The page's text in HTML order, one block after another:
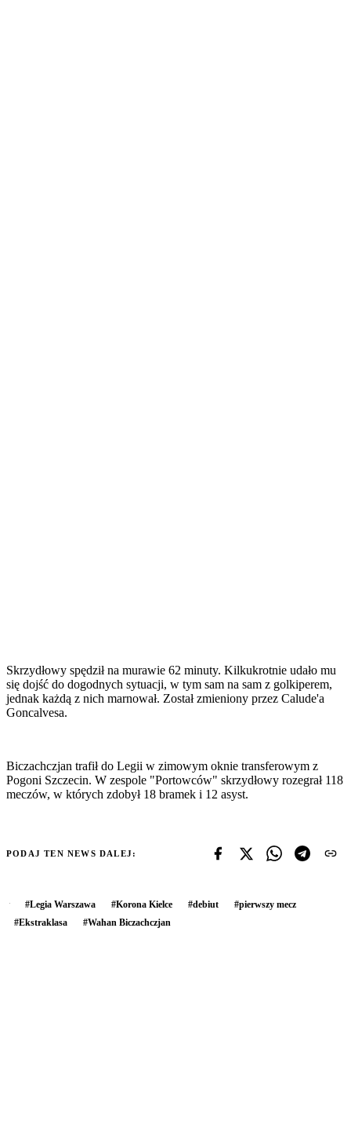
Skrzydłowy spędził na murawie 62 minuty. Kilkukrotnie udało mu
się dojść do dogodnych sytuacji, w tym sam na sam z golkiperem,
jednak każdą z nich marnował. Został zmieniony przez Calude'a
Goncalvesa.
Biczachczjan trafił do Legii w zimowym oknie transferowym z
Pogoni Szczecin. W zespole "Portowców" skrzydłowy rozegrał 118
meczów, w których zdobył 18 bramek i 12 asyst.
PODAJ TEN NEWS DALEJ:
#Legia Warszawa #Korona Kielce #debiut #pierwszy mecz
#Ekstraklasa #Wahan Biczachczjan